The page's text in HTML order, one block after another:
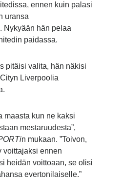
ennen kuin palasi
uransa
Nykyään hän pelaa
paidassa.
pitäisi valita, hän näkisi
Liverpoolia
maasta kun ne kaksi
mestaruudesta”,
n mukaan. ”Toivon,
voittajaksi ennen
heidän voittoaan, se olisi
evertonilaiselle.”